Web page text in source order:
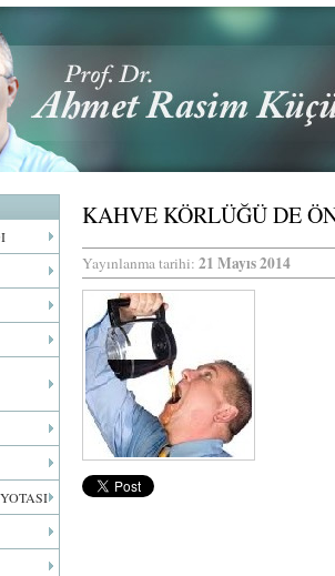
KAHVE KÖRLÜĞÜ DE
Yayınlanma tarihi: 21 Mayıs 2014